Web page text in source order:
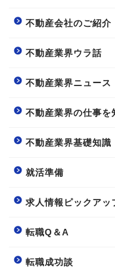
不動産会社のご紹介
不動産業界ウラ話
不動産業界ニュース
不動産業界の仕事を
不動産業界基礎知識
就活準備
求人情報ピックアッ
転職Q＆A
転職成功談